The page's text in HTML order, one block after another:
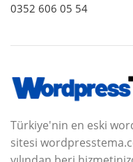
0352 606 05 54
Türkiye'nin en eski
sitesi